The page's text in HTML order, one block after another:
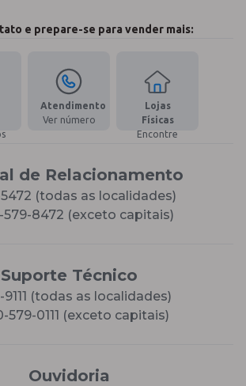
e prepare-se para vender mais:
Atendimento
Ver número
Lojas
Físicas
Encontre
de Relacionamento
(todas as localidades)
8472 (exceto capitais)
Suporte Técnico
(todas as localidades)
579-0111 (exceto capitais)
Ouvidoria